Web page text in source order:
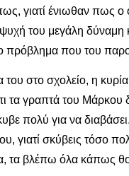
γιατί ένιωθαν πως ο
του μεγάλη δύναμη
πρόβλημα που του
στο σχολείο, η
τα γραπτά του Μάρκου
πολύ για να
γιατί σκύβεις τόσο
τα βλέπω όλα κάπως